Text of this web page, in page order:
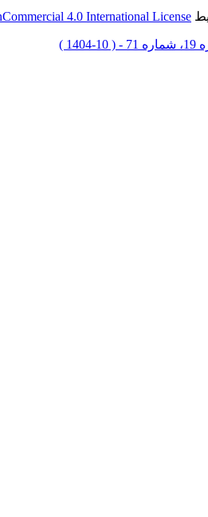
4.0 International License
1404 )